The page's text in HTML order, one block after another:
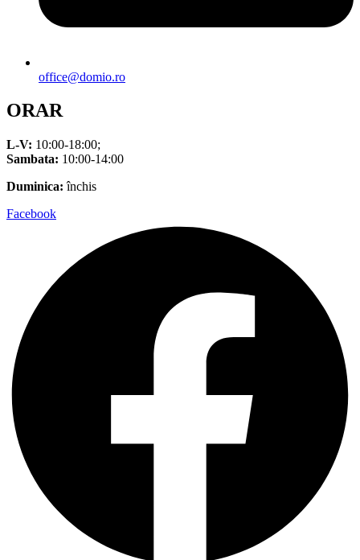
office@domio.ro
ORAR
L-V: 10:00-18:00;
Sambata: 10:00-14:00
Duminica: închis
Facebook